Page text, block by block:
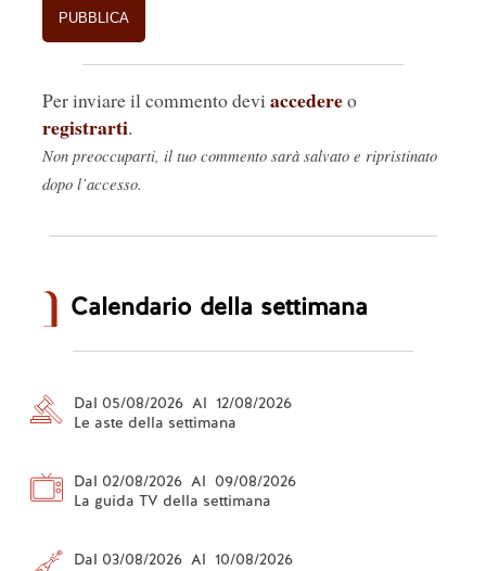
Per inviare il commento devi accedereo
registrarti.
Non preoccuparti, il tuo commento sarà salvato e ripristinato
dopo l’accesso.
Calendario della settimana
Dal 05/08/2026 Al 12/08/2026
Le aste della settimana
Dal 02/08/2026 Al 09/08/2026
La guida TV della settimana
Dal 03/08/2026 Al 10/08/2026